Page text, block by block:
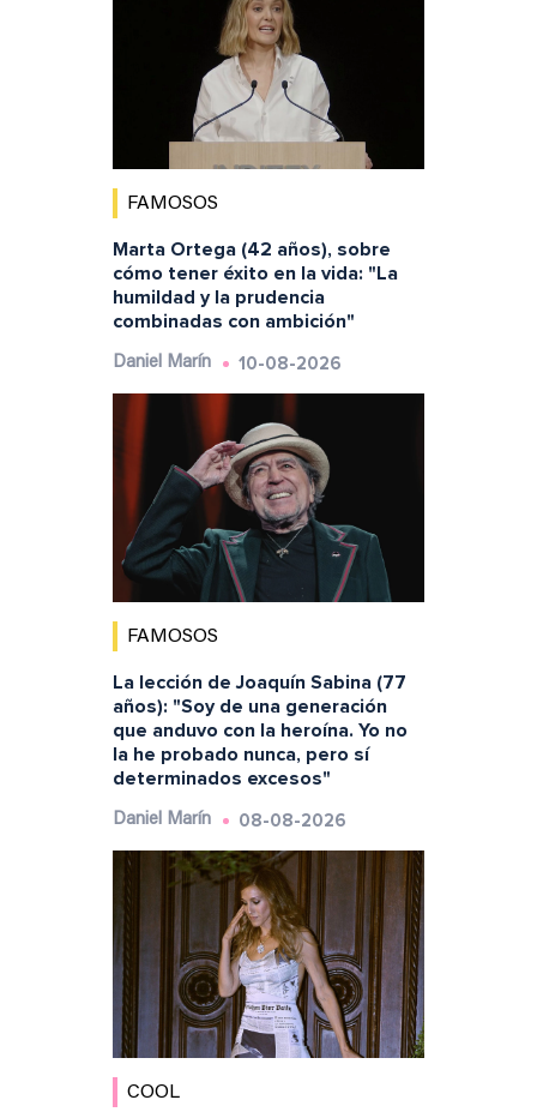
FAMOSOS
Marta Ortega (42 años), sobre
cómo tener éxito en la vida: "La
humildad y la prudencia
combinadas con ambición"
Daniel Marín 10-08-2026
FAMOSOS
La lección de Joaquín Sabina (77
años): "Soy de una generación
que anduvo con la heroína. Yo no
la he probado nunca, pero sí
determinados excesos"
Daniel Marín 08-08-2026
COOL